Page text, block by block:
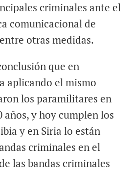
criminales ante el
comunicacional de
otras medidas.
que en
aplicando el mismo
los paramilitares en
años, y hoy cumplen los
y en Siria lo están
criminales en el
las bandas criminales